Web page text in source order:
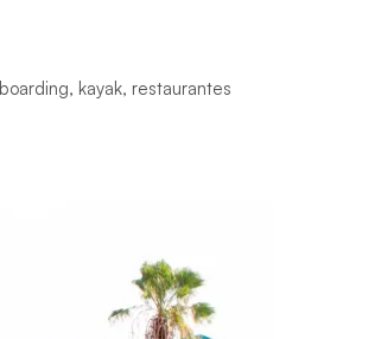
kayak, restaurantes